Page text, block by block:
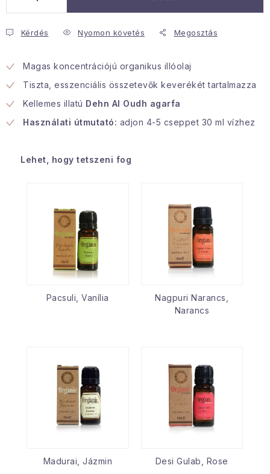
A személyes adatok védelmének feltételei
Hogyan kell panaszkodni / visszaadni az áruka
Kereskedelem feltételes
Információ a mellékletről
Érintkezés
Rólunk
Kérdés Nyomon követés Megosztás
Magas koncentrációjú organikus illóolaj
Tiszta, esszenciális összetevők keverékét tartalmazza
Kellemes illatú Dehn Al Oudh agarfa
Használati útmutató: adjon 4-5 cseppet 30 ml vízhez
Lehet, hogy tetszeni fog
Pacsuli, Vanília
Nagpuri Narancs,
Narancs
Madurai, Jázmin Desi Gulab, Rose